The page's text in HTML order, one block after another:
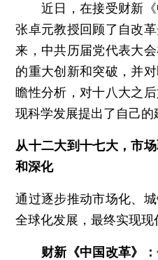
近日，在接受财新《
张卓元教授回顾了自改
来，中共历届党代表大
的重大创新和突破，并
瞻性分析，对十八大之
现科学发展提出了自己的
从十二大到十七大，市
和深化
通过逐步推动市场化、
全球化发展，最终实现现
财新《中国改革》：